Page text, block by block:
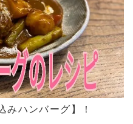
みハンバーグ】！